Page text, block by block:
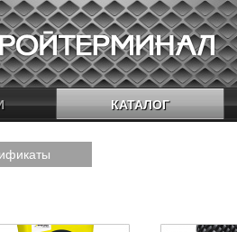
прайс-листКАТАЛОГ